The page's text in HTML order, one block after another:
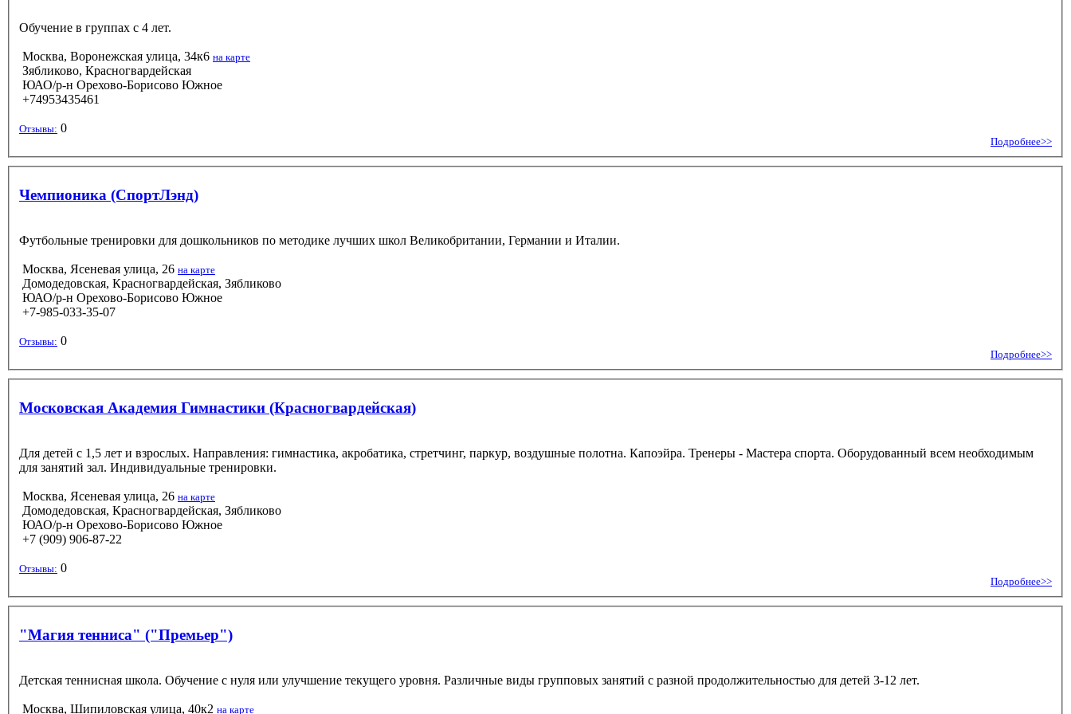
Обучение в группах с 4 лет.
Москва, Воронежская улица, 34к6 на карте
Зябликово, Красногвардейская
ЮАО/р-н Орехово-Борисово Южное
+74953435461
Отзывы: 0
Подробнее>>
Чемпионика (СпортЛэнд)
Футбольные тренировки для дошкольников по методике лучших школ Великобритании, Германии и Италии.
Москва, Ясеневая улица, 26 на карте
Домодедовская, Красногвардейская, Зябликово
ЮАО/р-н Орехово-Борисово Южное
+7-985-033-35-07
Отзывы: 0
Подробнее>>
Московская Академия Гимнастики (Красногвардейская)
Для детей с 1,5 лет и взрослых. Направления: гимнастика, акробатика, стретчинг, паркур, воздушные полотна. Капоэйра. Тренеры - Мастера спорта. Оборудованный всем необходимым
для занятий зал. Индивидуальные тренировки.
Москва, Ясеневая улица, 26 на карте
Домодедовская, Красногвардейская, Зябликово
ЮАО/р-н Орехово-Борисово Южное
+7 (909) 906-87-22
Отзывы: 0
Подробнее>>
"Магия тенниса" ("Премьер")
Детская теннисная школа. Обучение с нуля или улучшение текущего уровня. Различные виды групповых занятий с разной продолжительностью для детей 3-12 лет.
Москва, Шипиловская улица, 40к2 на карте